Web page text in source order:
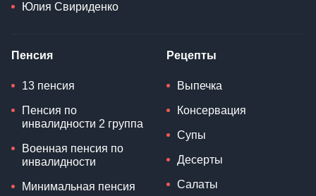
Юлия Свириденко
Пенсия
13 пенсия
Пенсия по
инвалидности 2 группа
Военная пенсия по
инвалидности
Минимальная пенсия
Рецепты
Выпечка
Консервация
Супы
Десерты
Салаты